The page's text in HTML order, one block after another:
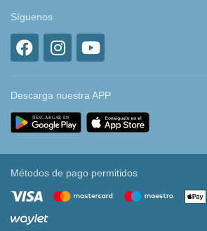
Síguenos
Descarga nuestra APP
Métodos de pago permitidos